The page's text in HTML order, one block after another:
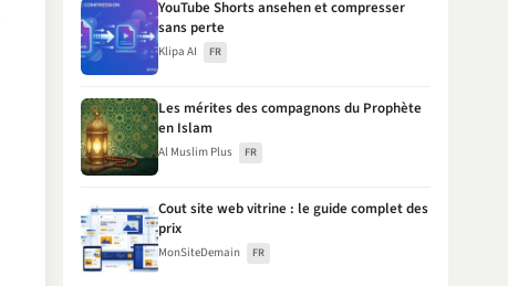
YouTube Shorts ansehen et compresser
sans perte
Klipa AI FR
Les mérites des compagnons du Prophète
en Islam
Al Muslim Plus FR
Cout site web vitrine : le guide complet des
prix
MonSiteDemain FR